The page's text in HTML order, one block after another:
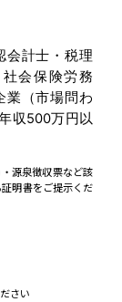
会計士・税理
会保険労務
業（市場問わ
収500万円以
源泉徴収票など該
明書をご提示くだ
さい